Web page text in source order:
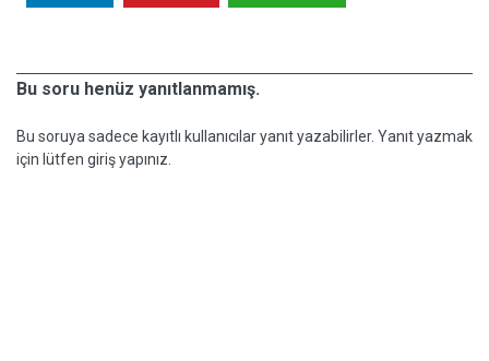
Bu soru henüz yanıtlanmamış.
Bu soruya sadece kayıtlı kullanıcılar yanıt yazabilirler. Yanıt yazmak
için lütfen giriş yapınız.